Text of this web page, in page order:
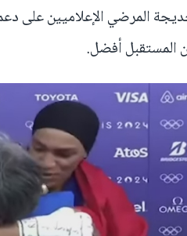
المرضي الإعلاميين على
المستقبل أفضل.